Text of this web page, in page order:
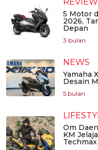
REVIEW
5 Motor
2026,
Depan
3 bulan
NEWS
Yamaha
Desain
5 bulan
Om
KM
Techmax